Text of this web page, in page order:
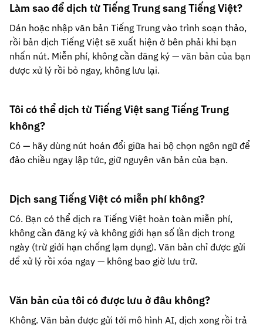
Làm sao để dịch từ Tiếng Trung sang Tiếng Việt?
Dán hoặc nhập văn bản Tiếng Trung vào trình soạn thảo,
rồi bản dịch Tiếng Việt sẽ xuất hiện ở bên phải khi bạn
nhấn nút. Miễn phí, không cần đăng ký — văn bản của bạn
được xử lý rồi bỏ ngay, không lưu lại.
Tôi có thể dịch từ Tiếng Việt sang Tiếng Trung
không?
Có — hãy dùng nút hoán đổi giữa hai bộ chọn ngôn ngữ để
đảo chiều ngay lập tức, giữ nguyên văn bản của bạn.
Dịch sang Tiếng Việt có miễn phí không?
Có. Bạn có thể dịch ra Tiếng Việt hoàn toàn miễn phí,
không cần đăng ký và không giới hạn số lần dịch trong
ngày (trừ giới hạn chống lạm dụng). Văn bản chỉ được gửi
để xử lý rồi xóa ngay — không bao giờ lưu trữ.
Văn bản của tôi có được lưu ở đâu không?
Không. Văn bản được gửi tới mô hình AI, dịch xong rồi trả